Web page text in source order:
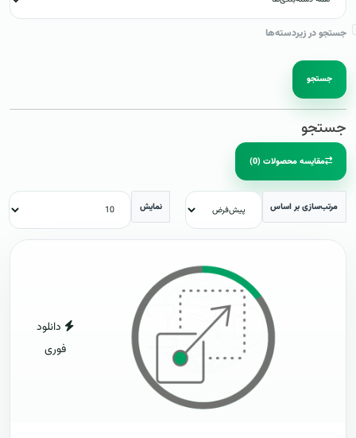
جستجو در زیردسته‌ها
جستجو
جستجو
مقایسه محصولات (0)
مرتب‌سازی بر اساس نمایش
دانلود
فوری